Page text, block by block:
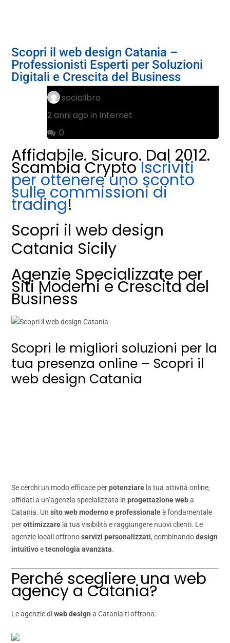
Scopri il web design Catania –
Professionisti Esperti per Soluzioni
Digitali e Crescita del Business
socialibro
2 anni ago in Internet
0
Affidabile. Sicuro. Dal 2012.
Scambia CryptoIscriviti
per ottenere uno sconto
sulle commissioni di
trading!
Scopri il web design
Catania Sicily
Agenzie Specializzate per
Siti Moderni e Crescita del
Business
Scopri le migliori soluzioni per la
tua presenza online – Scopri il
web design Catania
Se cerchi un modo efficace perpotenziare la tua attività online,
affidati a un’agenzia specializzata inprogettazione weba
Catania. Unsito web moderno e professionaleè fondamentale
perottimizzare la tua visibilità e raggiungere nuovi clienti. Le
agenzie locali offronoservizi personalizzati, combinandodesign
intuitivoetecnologia avanzata.
Perché scegliere una web
agency a Catania?
Le agenzie diweb design a Catania ti offrono: